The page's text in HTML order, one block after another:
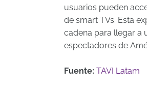
usuarios pueden
de smart TVs. Esta
cadena para llegar a
espectadores de
Fuente: TAVI Latam